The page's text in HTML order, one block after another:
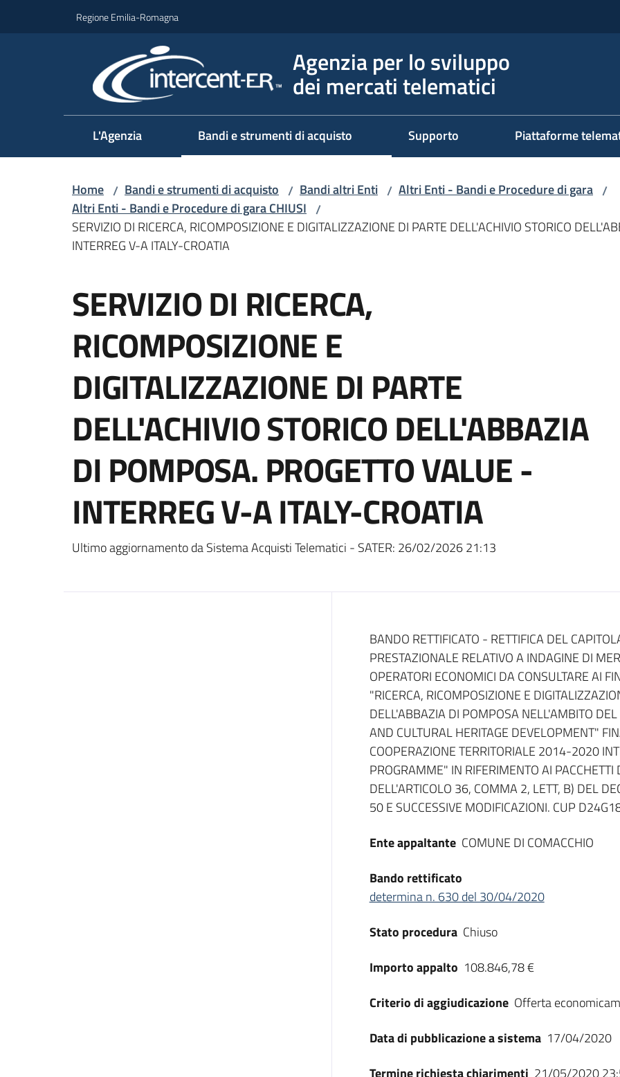
Regione Emilia-Romagna
Agenzia per lo sviluppo
dei mercati telematici
L'Agenzia Bandi e strumenti di acquisto Supporto Piattaforme
Home / Bandi e strumenti di acquisto / Bandi altri Enti / Altri Enti - Bandi e Procedure di gara /
Altri Enti - Bandi e Procedure di gara CHIUSI /
SERVIZIO DI RICERCA, RICOMPOSIZIONE E DIGITALIZZAZIONE DI PARTE DELL'ACHIVIO STORICO
INTERREG V-A ITALY-CROATIA
SERVIZIO DI RICERCA,
RICOMPOSIZIONE E
DIGITALIZZAZIONE DI PARTE
DELL'ACHIVIO STORICO DELL'ABBAZIA
DI POMPOSA. PROGETTO VALUE -
INTERREG V-A ITALY-CROATIA
Ultimo aggiornamento da Sistema Acquisti Telematici - SATER: 26/02/2026 21:13
Dati del bando
BANDO RETTIFICATO - RETTIFICA DEL
PRESTAZIONALE RELATIVO A INDAGINE DI
OPERATORI ECONOMICI DA CONSULTARE AI
"RICERCA, RICOMPOSIZIONE E
DELL'ABBAZIA DI POMPOSA NELL'AMBITO
AND CULTURAL HERITAGE DEVELOPMENT"
COOPERAZIONE TERRITORIALE 2014-2020
PROGRAMME" IN RIFERIMENTO AI PACCHETTI
DELL'ARTICOLO 36, COMMA 2, LETT, B) DEL
50 E SUCCESSIVE MODIFICAZIONI. CUP
Ente appaltante COMUNE DI COMACCHIO
Bando rettificato
determina n. 630 del 30/04/2020
Stato procedura Chiuso
Importo appalto 108.846,78 €
Criterio di aggiudicazione Offerta
Data di pubblicazione a sistema 17/04/2020
Termine richiesta chiarimenti 21/05/2020